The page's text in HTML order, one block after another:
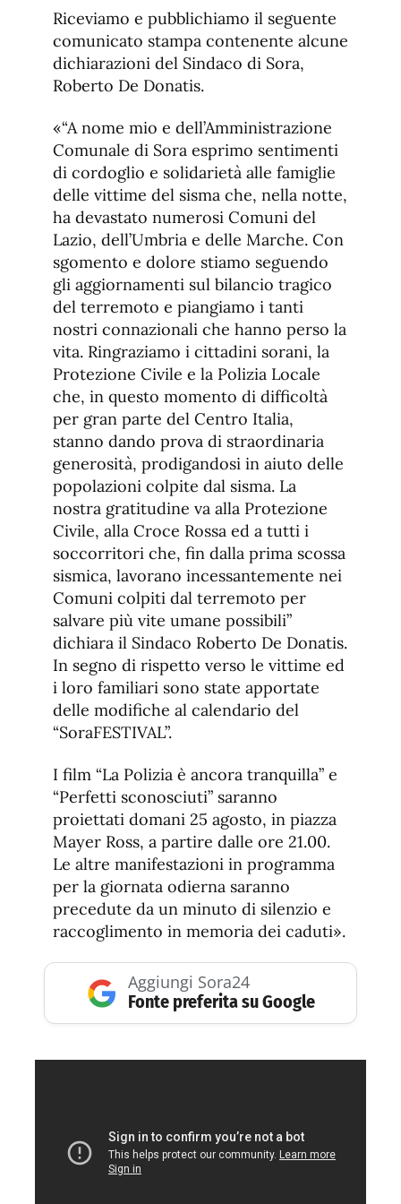
de
fuente
de
fuente.
Riceviamo e pubblichiamo il seguente
comunicato stampa contenente alcune
dichiarazioni del Sindaco di Sora,
Roberto De Donatis.
«“A nome mio e dell’Amministrazione
Comunale di Sora esprimo sentimenti
di cordoglio e solidarietà alle famiglie
delle vittime del sisma che, nella notte,
ha devastato numerosi Comuni del
Lazio, dell’Umbria e delle Marche. Con
sgomento e dolore stiamo seguendo
gli aggiornamenti sul bilancio tragico
del terremoto e piangiamo i tanti
nostri connazionali che hanno perso la
vita. Ringraziamo i cittadini sorani, la
Protezione Civile e la Polizia Locale
che, in questo momento di difficoltà
per gran parte del Centro Italia,
stanno dando prova di straordinaria
generosità, prodigandosi in aiuto delle
popolazioni colpite dal sisma. La
nostra gratitudine va alla Protezione
Civile, alla Croce Rossa ed a tutti i
soccorritori che, fin dalla prima scossa
sismica, lavorano incessantemente nei
Comuni colpiti dal terremoto per
salvare più vite umane possibili”
dichiara il Sindaco Roberto De Donatis.
In segno di rispetto verso le vittime ed
i loro familiari sono state apportate
delle modifiche al calendario del
“SoraFESTIVAL”.
I film “La Polizia è ancora tranquilla” e
“Perfetti sconosciuti” saranno
proiettati domani 25 agosto, in piazza
Mayer Ross, a partire dalle ore 21.00.
Le altre manifestazioni in programma
per la giornata odierna saranno
precedute da un minuto di silenzio e
raccoglimento in memoria dei caduti».
Aggiungi Sora24
Fonte preferita su Google